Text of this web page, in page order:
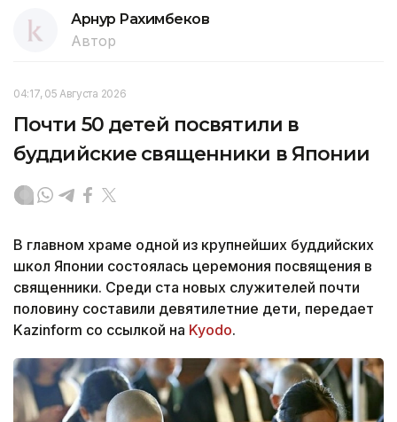
Арнур Рахимбеков
Автор
04:17, 05 Августа 2026
Почти 50 детей посвятили в
буддийские священники в Японии
В главном храме одной из крупнейших буддийских
школ Японии состоялась церемония посвящения в
священники. Среди ста новых служителей почти
половину составили девятилетние дети, передает
Kazinform со ссылкой на Kyodo.